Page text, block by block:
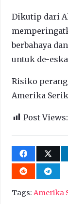
Dikutip dari
berbahaya
untuk de-
Risiko
Amerika
Post Views:
Tags: Amerika